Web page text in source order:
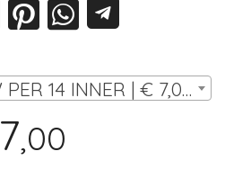
SET DI COVER LW PER 14 INNER | € 7,00
7,00